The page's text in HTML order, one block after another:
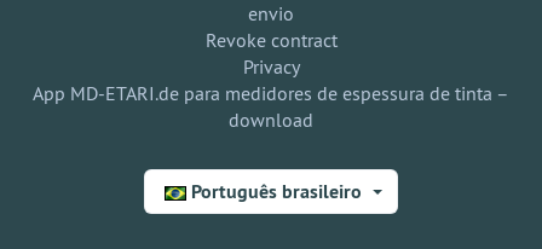
envio
Revoke contract
Privacy
App MD-ETARI.de para medidores de espessura de tinta –
download
Português brasileiro